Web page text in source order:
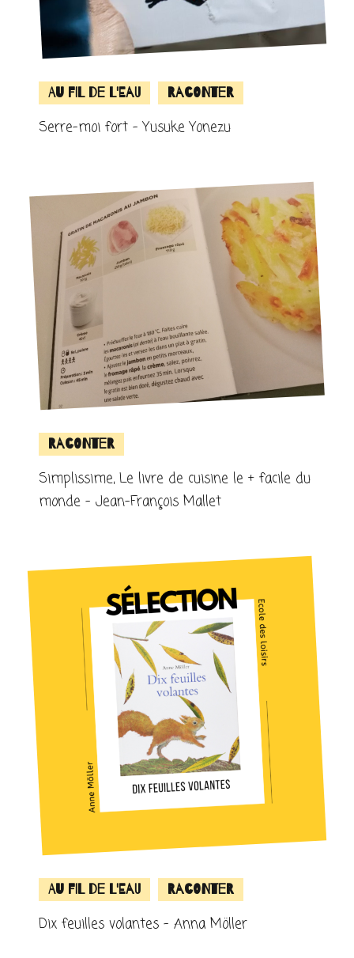
Au fil de l'eau Raconter
Serre-moi fort – Yusuke Yonezu
Raconter
Simplissime, Le livre de cuisine le + facile du
monde – Jean-François Mallet
Au fil de l'eau Raconter
Dix feuilles volantes – Anna Möller